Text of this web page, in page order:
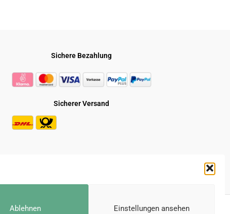
Ablehnen Einstellungen ansehen
Sichere Bezahlung
Sicherer Versand
* Alle Preise inkl. der gesetzl. MwSt.
Die durchgestrichenen Preise entsprechen dem bisherigen Preis bei Gravuru.